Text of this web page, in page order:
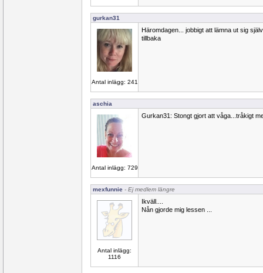
gurkan31
Antal inlägg: 241
Häromdagen... jobbigt att lämna ut sig
tillbaka
aschia
Antal inlägg: 729
Gurkan31: Stongt gjort att våga...tråkigt
mexfunnie - Ej medlem längre
Antal inlägg:
1116
Ikväll....
Nån gjorde mig lessen ...